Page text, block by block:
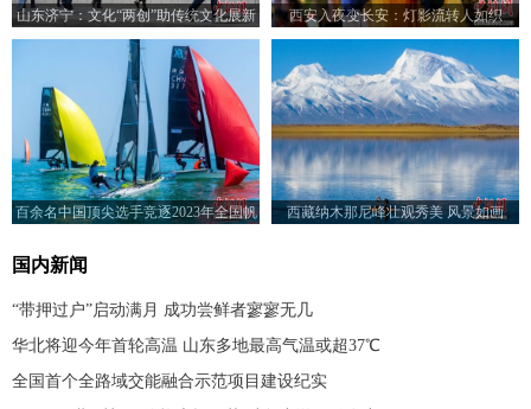
山东济宁：文化“两创”助传统文化展新
颜
西安入夜变长安：灯影流转人如织
百余名中国顶尖选手竞逐2023年全国帆
西藏纳木那尼峰壮观秀美 风景如画
国内新闻
“带押过户”启动满月 成功尝鲜者寥寥无几
华北将迎今年首轮高温 山东多地最高气温或超37℃
全国首个全路域交能融合示范项目建设纪实